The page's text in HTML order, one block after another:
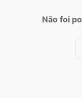
Não foi